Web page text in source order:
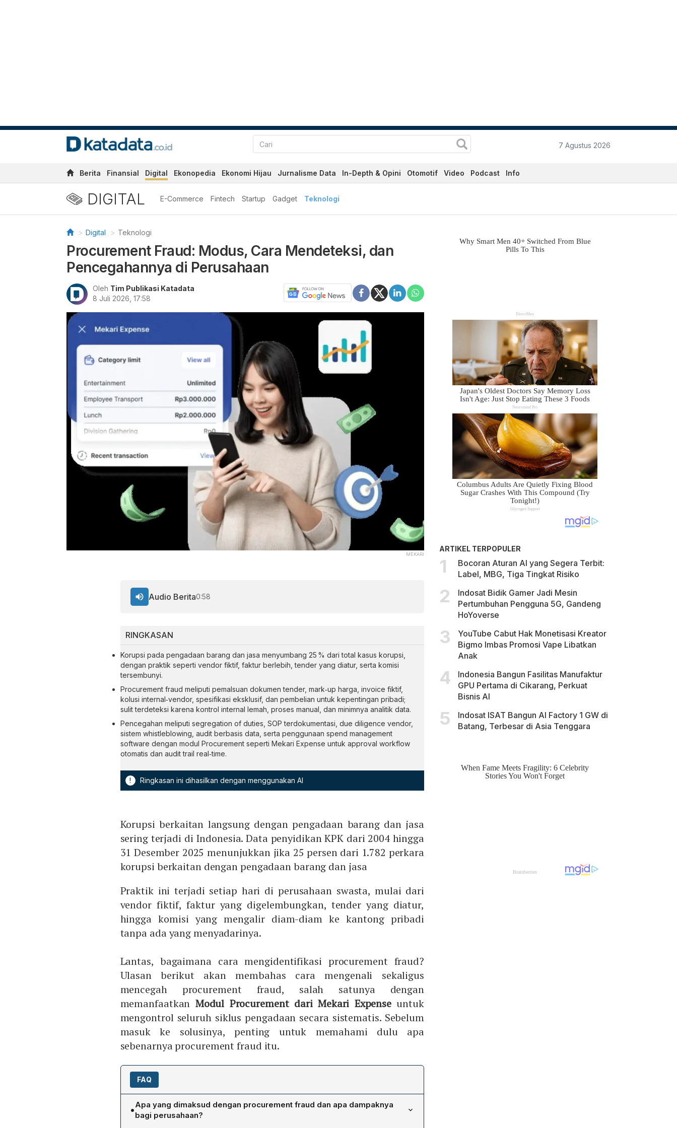
7 Agustus 2026
Berita Finansial Digital Ekonopedia Ekonomi Hijau Jurnalisme Data In-Depth & Opini Otomotif Video Podcast Info
DIGITAL E-Commerce Fintech Startup Gadget Teknologi
Digital Teknologi
Procurement Fraud: Modus, Cara Mendeteksi, dan
Pencegahannya di Perusahaan
Oleh Tim Publikasi Katadata
8 Juli 2026, 17:58
MEKARI
RINGKASAN
Korupsi pada pengadaan barang dan jasa menyumbang 25 % dari total kasus korupsi,
dengan praktik seperti vendor fiktif, faktur berlebih, tender yang diatur, serta komisi
tersembunyi.
Procurement fraud meliputi pemalsuan dokumen tender, mark‑up harga, invoice fiktif,
kolusi internal‑vendor, spesifikasi eksklusif, dan pembelian untuk kepentingan pribadi;
sulit terdeteksi karena kontrol internal lemah, proses manual, dan minimnya analitik data.
Pencegahan meliputi segregation of duties, SOP terdokumentasi, due diligence vendor,
sistem whistleblowing, audit berbasis data, serta penggunaan spend management
software dengan modul Procurement seperti Mekari Expense untuk approval workflow
otomatis dan audit trail real‑time.
! Ringkasan ini dihasilkan dengan menggunakan AI
Audio Berita0:58
Korupsi berkaitan langsung dengan pengadaan barang dan jasa
sering terjadi di Indonesia. Data penyidikan KPK dari 2004 hingga
31 Desember 2025 menunjukkan jika 25 persen dari 1.782 perkara
korupsi berkaitan dengan pengadaan barang dan jasa
Praktik ini terjadi setiap hari di perusahaan swasta, mulai dari
vendor fiktif, faktur yang digelembungkan, tender yang diatur,
hingga komisi yang mengalir diam-diam ke kantong pribadi
tanpa ada yang menyadarinya.
Lantas, bagaimana cara mengidentifikasi procurement fraud?
Ulasan berikut akan membahas cara mengenali sekaligus
mencegah procurement fraud, salah satunya dengan
memanfaatkan Modul Procurement dari Mekari Expense untuk
mengontrol seluruh siklus pengadaan secara sistematis. Sebelum
masuk ke solusinya, penting untuk memahami dulu apa
sebenarnya procurement fraud itu.
FAQ
•Apa yang dimaksud dengan procurement fraud dan apa dampaknya
bagi perusahaan?
ARTIKEL TERPOPULER
Bocoran Aturan AI yang Segera Terbit:
Label, MBG, Tiga Tingkat Risiko
Indosat Bidik Gamer Jadi Mesin
Pertumbuhan Pengguna 5G, Gandeng
HoYoverse
YouTube Cabut Hak Monetisasi Kreator
Bigmo Imbas Promosi Vape Libatkan
Anak
Indonesia Bangun Fasilitas Manufaktur
GPU Pertama di Cikarang, Perkuat
Bisnis AI
Indosat ISAT Bangun AI Factory 1 GW di
Batang, Terbesar di Asia Tenggara